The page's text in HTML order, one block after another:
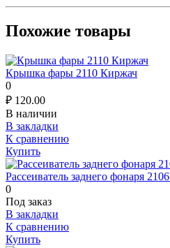
Похожие товары
Крышка фары 2110 Киржач
0
₽ 120.00
В наличии
В закладки
К сравнению
Купить
Рассеиватель заднего фонаря
0
Под заказ
В закладки
К сравнению
Купить